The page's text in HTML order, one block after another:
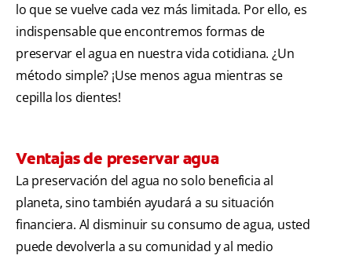
lo que se vuelve cada vez más limitada. Por ello, es
indispensable que encontremos formas de
preservar el agua en nuestra vida cotidiana. ¿Un
método simple? ¡Use menos agua mientras se
cepilla los dientes!
Ventajas de preservar agua
La preservación del agua no solo beneficia al
planeta, sino también ayudará a su situación
financiera. Al disminuir su consumo de agua, usted
puede devolverla a su comunidad y al medio